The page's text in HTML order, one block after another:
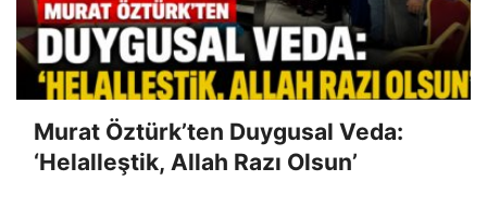
Murat Öztürk’ten Duygusal Veda:
‘Helalleştik, Allah Razı Olsun’